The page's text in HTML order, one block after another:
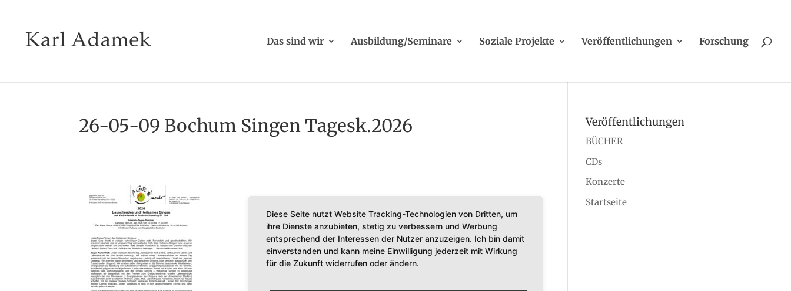
Das sind wir Ausbildung/Seminare Soziale Projekte Veröffentlichungen Forschung
26-05-09 Bochum Singen Tagesk.2026 Veröffentlichungen
BÜCHER
CDs
Konzerte
Startseite
Diese Seite nutzt Website Tracking-Technologien von Dritten, um
ihre Dienste anzubieten, stetig zu verbessern und Werbung
entsprechend der Interessen der Nutzer anzuzeigen. Ich bin damit
einverstanden und kann meine Einwilligung jederzeit mit Wirkung
für die Zukunft widerrufen oder ändern.